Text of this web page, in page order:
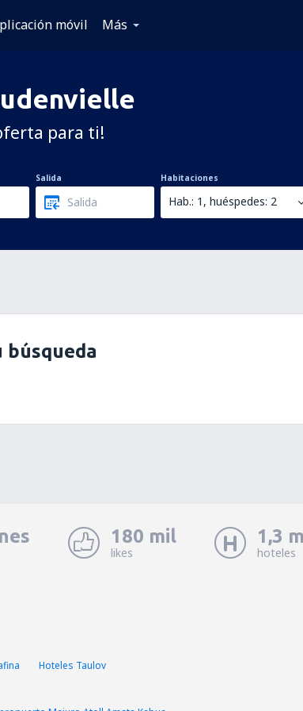
móvil Más
para ti!
Salida Habitaciones
Hab.: 1, huéspedes: 2
180 mil
likes
1,3
hoteles
Hoteles Taulov